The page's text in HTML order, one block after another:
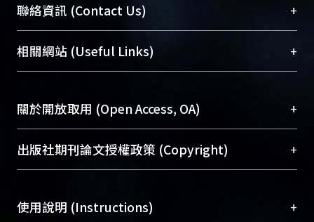
臺大位居世界頂尖大學之列，為永久珍藏及向國際
展現本校豐碩的研究成果及學術能量，圖書館整合
機構典藏（NTUR）與學術庫（AH）不同功能平
台，成為臺大學術典藏NTU scholars。期能整合研
成果。
To permanently archive and promote researcher
profiles and scholarly works, Library integrates the
services of “NTU Repository” with “Academic
聯絡資訊 (Contact Us) +
總館學科館員(Main Library)
醫學圖書館學科館員(Medical Library)
Sciences Library)
相關網站 (Useful Links) +
關於開放取用 (Open Access, OA) +
開放取用是從使用者角度提升資訊取用性的社會運
動，應用在學術研究上是透過將研究著作公開供使
用逐年攀升。同時可加速研究發展、提升研究影響
出版社期刊論文授權政策 (Copyright) +
含部分內容的版權非匯入者所有，或由第三方贊
使用說明 (Instructions) +